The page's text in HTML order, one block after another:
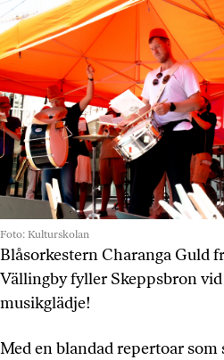
Foto: Kulturskolan
Blåsorkestern Charanga Guld
Vällingby fyller Skeppsbron
musikglädje!
Med en blandad repertoar